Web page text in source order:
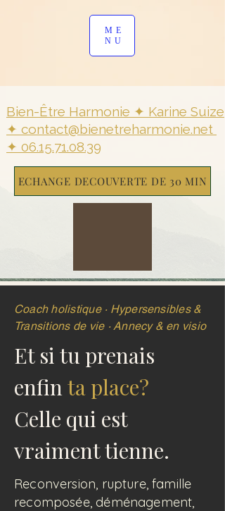
ME
NU
Bien-Être Harmonie ✦ Karine Suize
✦ contact@bienetreharmonie.net
✦ 06.15.71.08.39
ECHANGE DECOUVERTE DE 30 MIN
Coach holistique · Hypersensibles &
Transitions de vie · Annecy & en visio
Et si tu prenais
enfinta place?
Celle qui est
vraiment tienne.
Reconversion, rupture, famille
recomposée, déménagement,